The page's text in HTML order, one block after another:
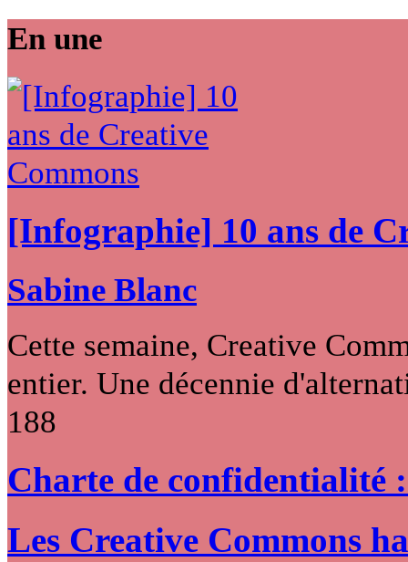
En une
[Infographie] 10 ans de
Sabine Blanc
Cette semaine, Creative
entier. Une décennie
188
Charte de confidentialité
Les Creative Commons